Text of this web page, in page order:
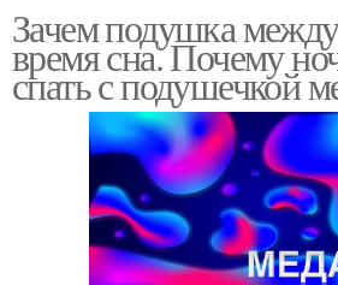
Зачем подушка
время сна. Почему
спать с подушечкой